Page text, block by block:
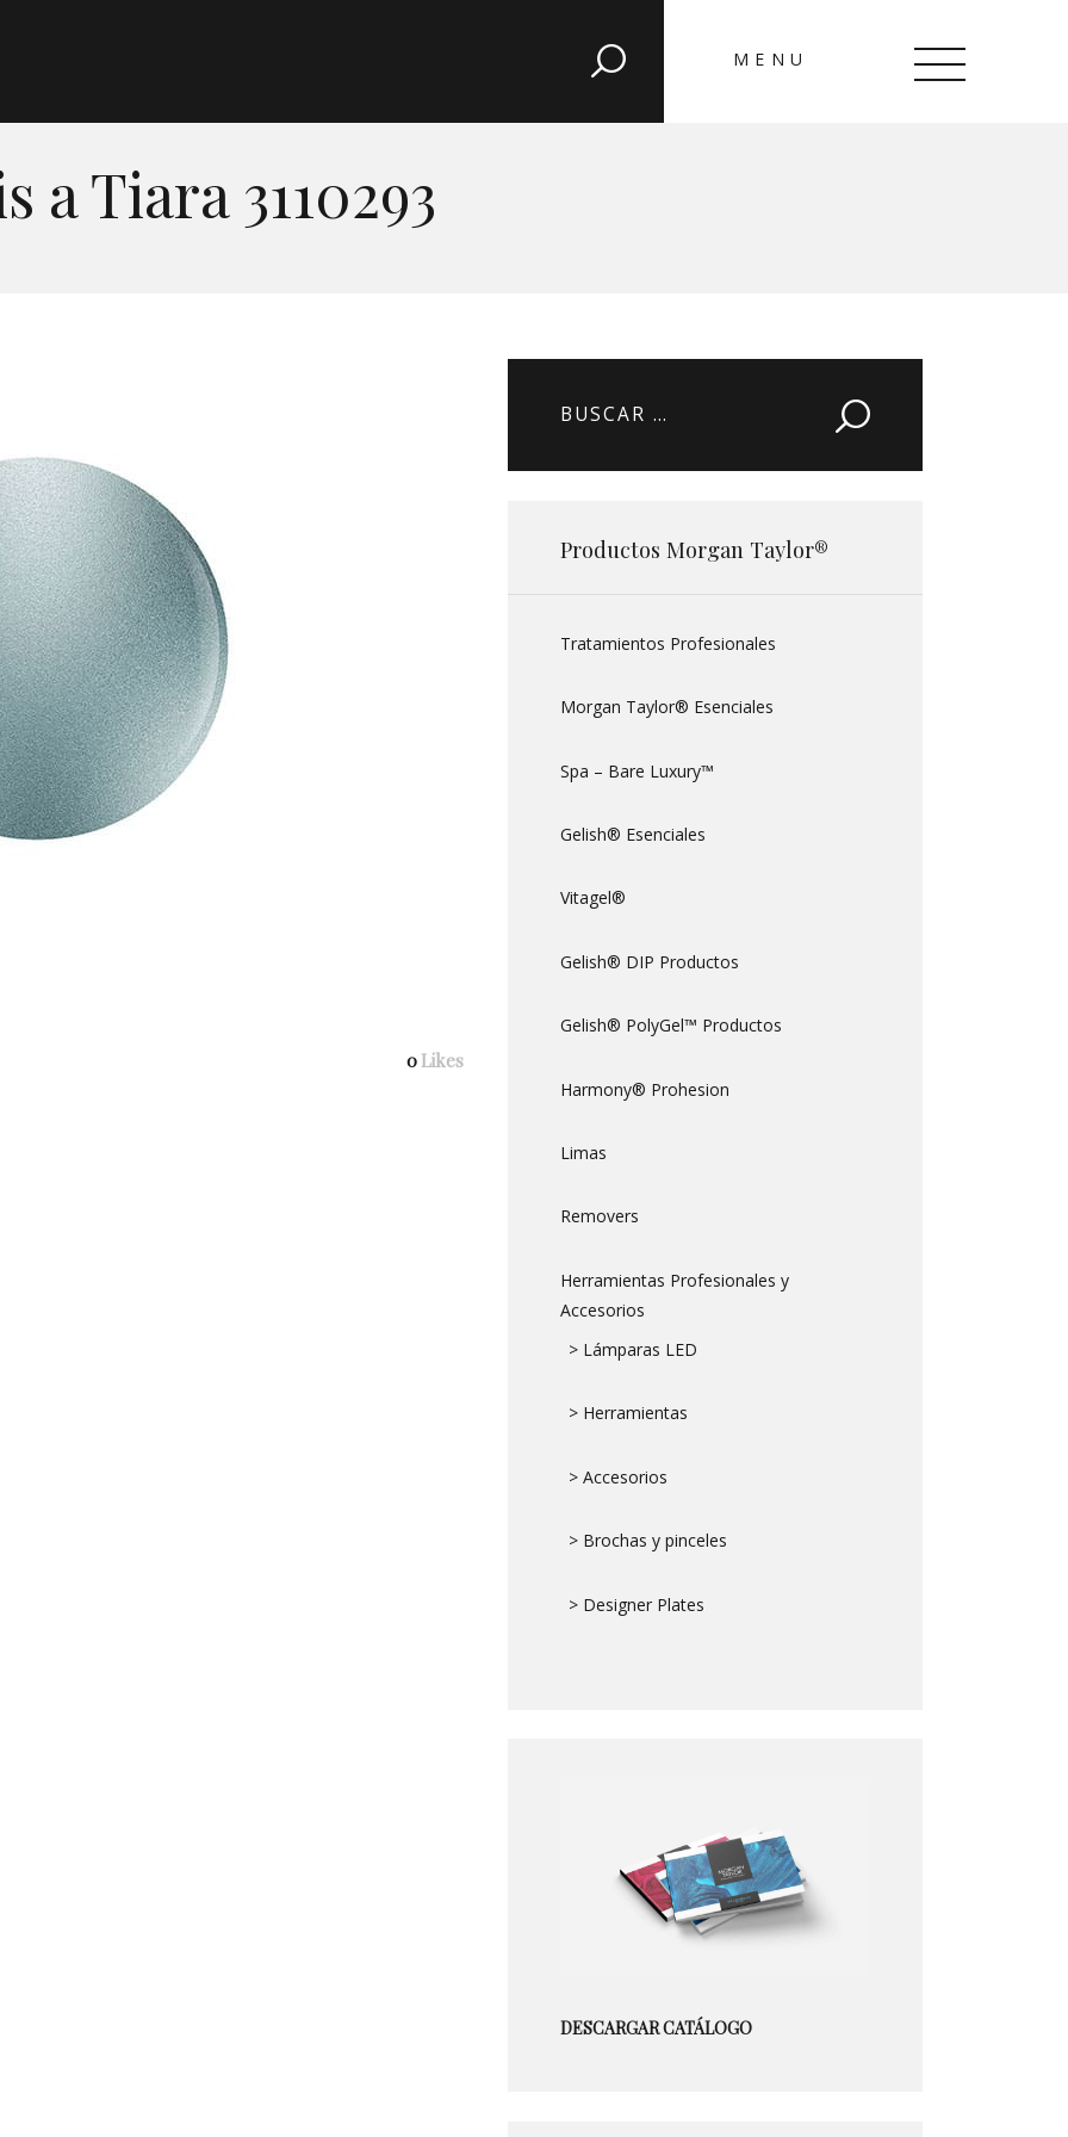
MENU
a Tiara 3110293
CLOSE
Cartas de Color
0 Likes
Buscar:
Productos Morgan Taylor®
Tratamientos Profesionales
Morgan Taylor® Esenciales
Spa – Bare Luxury™
Gelish® Esenciales
Vitagel®
Gelish® DIP Productos
Gelish® PolyGel™ Productos
Harmony® Prohesion
Limas
Removers
Herramientas Profesionales y
Accesorios
> Lámparas LED
> Herramientas
> Accesorios
> Brochas y pinceles
> Designer Plates
DESCARGAR CATÁLOGO